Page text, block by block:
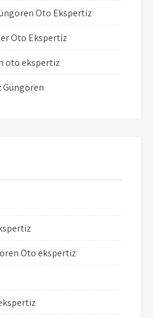
Oto Ekspertiz
Oto Ekspertiz
oto ekspertiz
Güngören
Oto ekspertiz